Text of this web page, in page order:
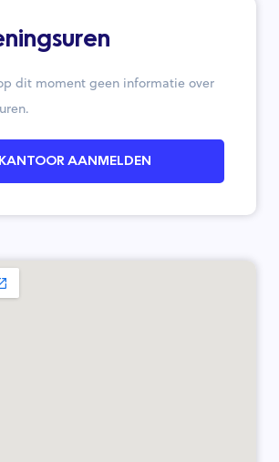
dit moment geen informatie over
KANTOOR AANMELDEN